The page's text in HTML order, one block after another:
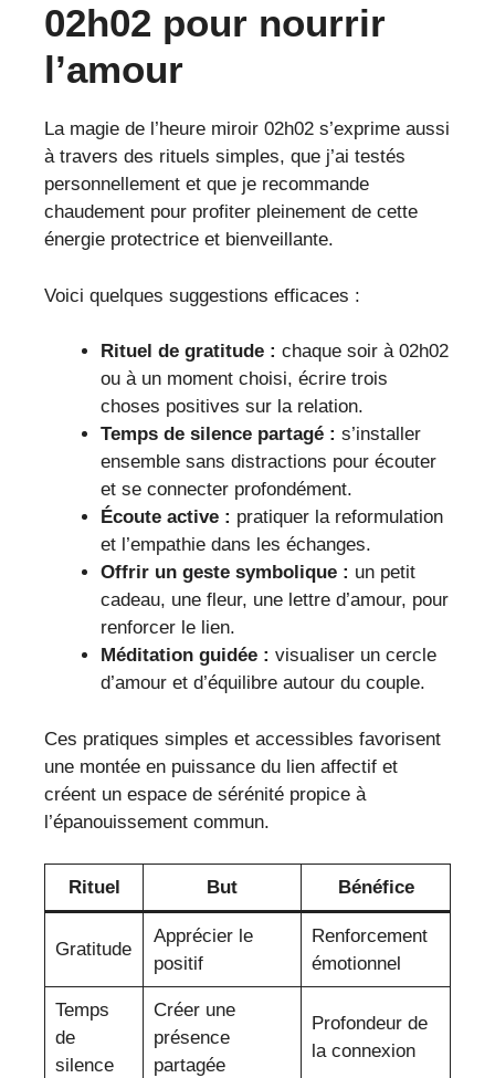
02h02 pour nourrir
l’amour
La magie de l’heure miroir 02h02 s’exprime aussi
à travers des rituels simples, que j’ai testés
personnellement et que je recommande
chaudement pour profiter pleinement de cette
énergie protectrice et bienveillante.
Voici quelques suggestions efficaces :
Rituel de gratitude : chaque soir à 02h02
ou à un moment choisi, écrire trois
choses positives sur la relation.
Temps de silence partagé : s’installer
ensemble sans distractions pour écouter
et se connecter profondément.
Écoute active : pratiquer la reformulation
et l’empathie dans les échanges.
Offrir un geste symbolique : un petit
cadeau, une fleur, une lettre d’amour, pour
renforcer le lien.
Méditation guidée : visualiser un cercle
d’amour et d’équilibre autour du couple.
Ces pratiques simples et accessibles favorisent
une montée en puissance du lien affectif et
créent un espace de sérénité propice à
l’épanouissement commun.
Rituel But Bénéfice
Gratitude
Apprécier le
positif
Renforcement
émotionnel
Temps
de
silence
Créer une
présence
partagée
Profondeur de
la connexion